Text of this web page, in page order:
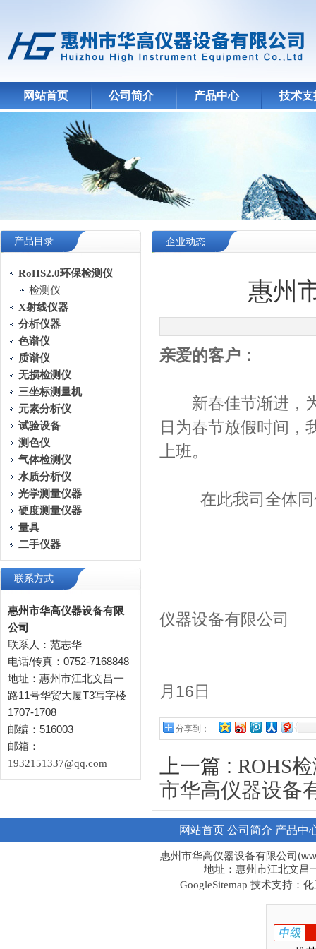
网站首页 公司简介 产品中心 技术支
产品目录
RoHS2.0环保检测仪
检测仪
X射线仪器
分析仪器
色谱仪
质谱仪
无损检测仪
三坐标测量机
元素分析仪
试验设备
测色仪
气体检测仪
水质分析仪
光学测量仪器
硬度测量仪器
量具
二手仪器
联系方式
惠州市华高仪器设备有限
公司
联系人：范志华
电话/传真：0752-7168848
地址：惠州市江北文昌一
路11号华贸大厦T3写字楼
1707-1708
邮编：516003
邮箱：
1932151337@qq.com
企业动态
惠州
亲爱的客户：
新春佳节渐进，为
日为春节放假时间，
上班。
在此我司全体同仁
仪器设备有限公司
月16日
分享到：
上一篇 : ROHS
市华高仪器设备
网站首页 公司简介 产品中
惠州市华高仪器设备有限公司
地址：惠州市江北文昌
GoogleSitemap 技术支持：